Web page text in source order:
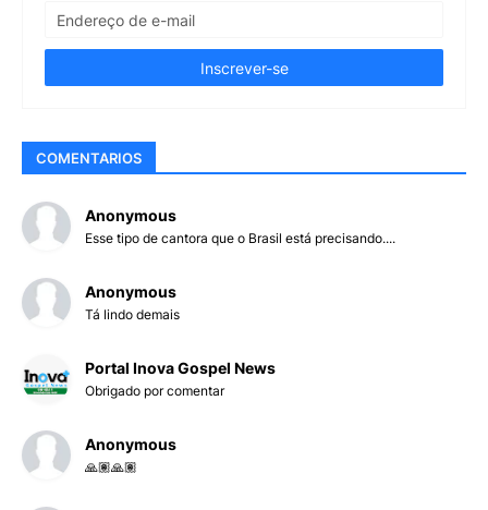
COMENTARIOS
Anonymous
Esse tipo de cantora que o Brasil está precisando....
Anonymous
Tá lindo demais
Portal Inova Gospel News
Obrigado por comentar
Anonymous
🙏🏽🙏🏽